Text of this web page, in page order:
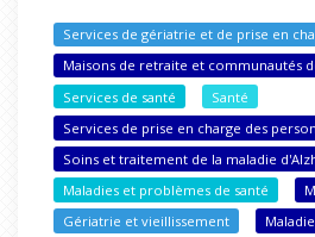
Services de gériatrie et de prise en
Maisons de retraite et communautés
Services de santé
Santé
Services de prise en charge des
Soins et traitement de la maladie
Maladies et problèmes de santé
Gériatrie et vieillissement